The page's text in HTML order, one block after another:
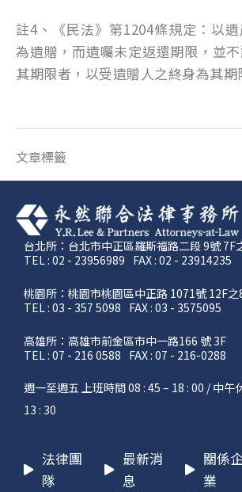
註4、《民法》第1204條規定：以
為遺贈，而遺囑未定返還期限，並
其期限者，以受遺贈人之終身為其期
文章標籤
台北所：台北市中正區羅斯福路二段 9號 7F
TEL : 02 - 23956989 FAX : 02 - 23914235
桃園所：桃園市桃園區中正路 1071號 12F之
TEL : 03 - 357 5098 FAX : 03 - 3575095
高雄所：高雄市前金區市中一路166 號 3F
TEL : 07 - 216 0588 FAX : 07 - 216-0288
週一至週五 上班時間 08 : 45 – 18 : 00 / 中午
13 : 30
法律團
隊
最新消
息
關係
業